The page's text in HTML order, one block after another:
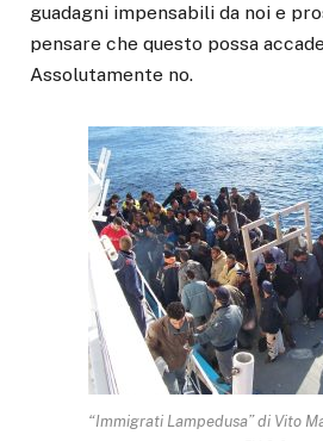
guadagni impensabili da noi e
pensare che questo possa
Assolutamente no.
“Immigrati Lampedusa” di Vito